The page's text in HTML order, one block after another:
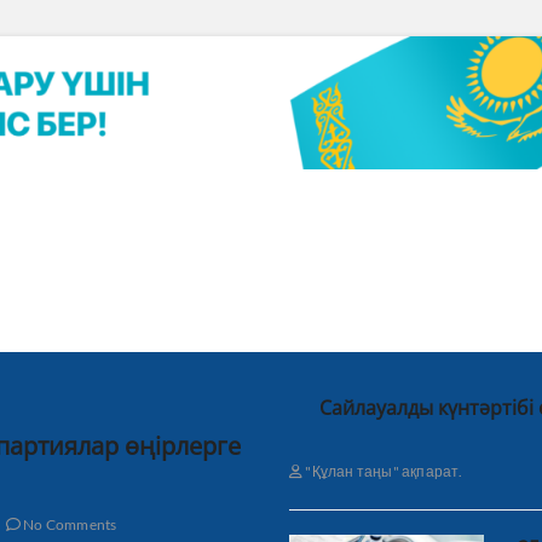
өңірлерге
No Comments
Сайлауалды
"Құлан таңы" ақпарат.